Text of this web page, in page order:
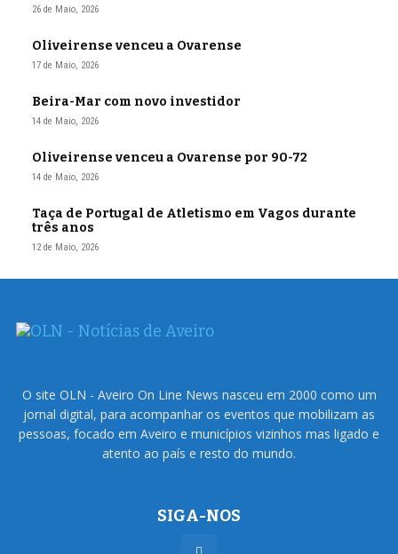
26 de Maio, 2026
Oliveirense venceu a Ovarense
17 de Maio, 2026
Beira-Mar com novo investidor
14 de Maio, 2026
Oliveirense venceu a Ovarense por 90-72
14 de Maio, 2026
Taça de Portugal de Atletismo em Vagos durante
três anos
12 de Maio, 2026
O site OLN - Aveiro On Line News nasceu em 2000 como um
jornal digital, para acompanhar os eventos que mobilizam as
pessoas, focado em Aveiro e municípios vizinhos mas ligado e
atento ao país e resto do mundo.
SIGA-NOS